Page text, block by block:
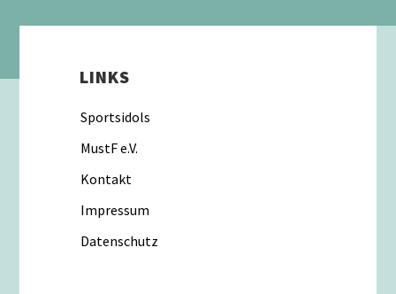
LINKS
Sportsidols
MustF e.V.
Kontakt
Impressum
Datenschutz